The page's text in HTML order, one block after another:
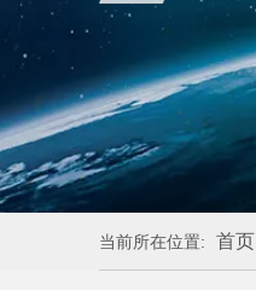
当前所在位置: 首页